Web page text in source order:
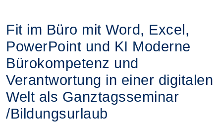
Fit im Büro mit Word, Excel,
PowerPoint und KI Moderne
Bürokompetenz und
Verantwortung in einer digitalen
Welt als Ganztagsseminar
/Bildungsurlaub